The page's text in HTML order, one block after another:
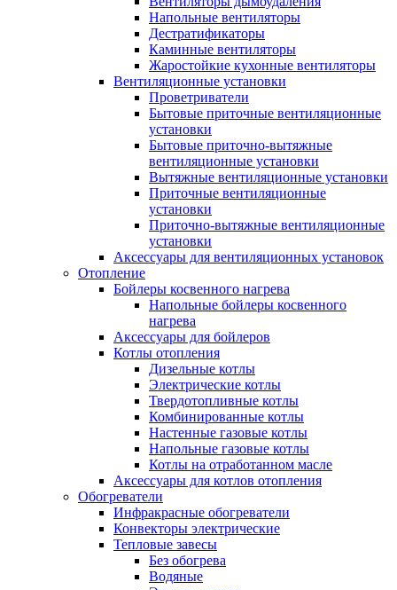
Напольные вентиляторы
Дестратификаторы
Каминные вентиляторы
Жаростойкие кухонные вентиляторы
Вентиляционные установки
Проветриватели
Бытовые приточные вентиляционные
установки
Бытовые приточно-вытяжные
вентиляционные установки
Вытяжные вентиляционные установки
Приточные вентиляционные
установки
Приточно-вытяжные вентиляционные
установки
Аксессуары для вентиляционных установок
Отопление
Бойлеры косвенного нагрева
Напольные бойлеры косвенного
нагрева
Аксессуары для бойлеров
Котлы отопления
Дизельные котлы
Электрические котлы
Твердотопливные котлы
Комбинированные котлы
Настенные газовые котлы
Напольные газовые котлы
Котлы на отработанном масле
Аксессуары для котлов отопления
Обогреватели
Инфракрасные обогреватели
Конвекторы электрические
Тепловые завесы
Без обогрева
Водяные